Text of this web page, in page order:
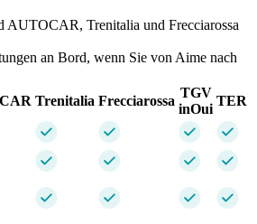
AUTOCAR, Trenitalia und Frecciarossa
an Bord, wenn Sie von Aime nach
Trenitalia Frecciarossa
TGV
inOui
TER